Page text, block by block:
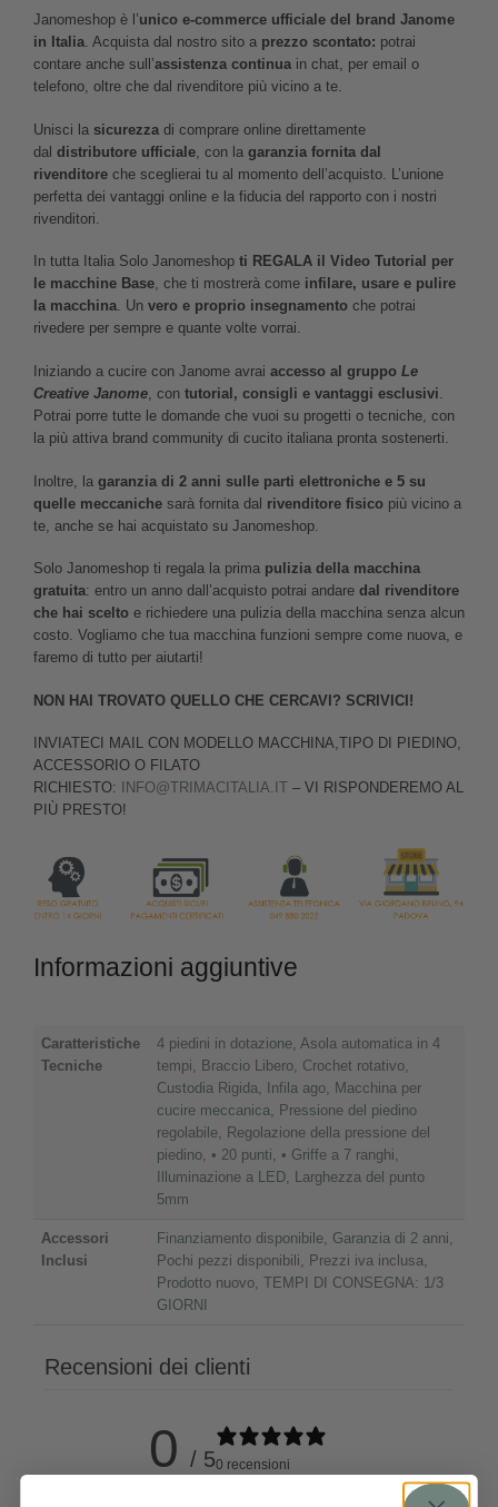
Janomeshop è l’unico e-commerce ufficiale del brand Janome
in Italia. Acquista dal nostro sito a prezzo scontato: potrai
contare anche sull’assistenza continua in chat, per email o
telefono, oltre che dal rivenditore più vicino a te.
Unisci la sicurezza di comprare online direttamente
dal distributore ufficiale , con la garanzia fornita dal
rivenditore che sceglierai tu al momento dell’acquisto. L’unione
perfetta dei vantaggi online e la fiducia del rapporto con i nostri
rivenditori.
In tutta Italia Solo Janomeshop ti REGALA il Video Tutorial per
le macchine Base, che ti mostrerà come infilare, usare e pulire
la macchina. Un vero e proprio insegnamento che potrai
rivedere per sempre e quante volte vorrai.
Iniziando a cucire con Janome avrai accesso al gruppo Le
Creative Janome, con tutorial, consigli e vantaggi esclusivi.
Potrai porre tutte le domande che vuoi su progetti o tecniche, con
la più attiva brand community di cucito italiana pronta sostenerti.
Inoltre, la garanzia di 2 anni sulle parti elettroniche e 5 su
quelle meccaniche sarà fornita dal rivenditore fisico più vicino a
te, anche se hai acquistato su Janomeshop.
Solo Janomeshop ti regala la prima pulizia della macchina
gratuita: entro un anno dall’acquisto potrai andare dal rivenditore
che hai scelto e richiedere una pulizia della macchina senza alcun
costo. Vogliamo che tua macchina funzioni sempre come nuova, e
faremo di tutto per aiutarti!
NON HAI TROVATO QUELLO CHE CERCAVI? SCRIVICI!
INVIATECI MAIL CON MODELLO MACCHINA,TIPO DI PIEDINO,
ACCESSORIO O FILATO
RICHIESTO:
INFO@TRIMACITALIA.IT – VI RISPONDEREMO AL
PIÙ PRESTO!
Informazioni aggiuntive
Caratteristiche
Tecniche
4 piedini in dotazione,Asola automatica in 4
tempi, Braccio Libero, Crochet rotativo,
Custodia Rigida, Infila ago, Macchina per
cucire meccanica, Pressione del piedino
regolabile, Regolazione della pressione del
piedino, • 20 punti, • Griffe a 7 ranghi,
Illuminazione a LED, Larghezza del punto
5mm
Accessori
Inclusi
Finanziamento disponibile, Garanzia di 2 anni,
Pochi pezzi disponibili, Prezzi iva inclusa,
Prodotto nuovo,TEMPI DI CONSEGNA: 1/3
GIORNI
Recensioni dei clienti
0 / 50 recensioni